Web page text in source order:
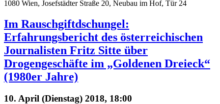
1080 Wien, Josefstädter Straße 20, Neubau im Hof, Tür 24
Im Rauschgiftdschungel:
Erfahrungsbericht des österreichischen
Journalisten Fritz Sitte über
Drogengeschäfte im „Goldenen Dreieck“
(1980er Jahre)
10. April (Dienstag) 2018, 18:00